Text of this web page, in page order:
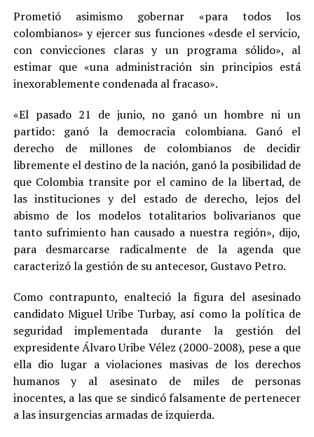
Prometió asimismo gobernar «para todos los
colombianos» y ejercer sus funciones «desde el servicio,
con convicciones claras y un programa sólido», al
estimar que «una administración sin principios está
inexorablemente condenada al fracaso».
«El pasado 21 de junio, no ganó un hombre ni un
partido: ganó la democracia colombiana. Ganó el
derecho de millones de colombianos de decidir
libremente el destino de la nación, ganó la posibilidad de
que Colombia transite por el camino de la libertad, de
las instituciones y del estado de derecho, lejos del
abismo de los modelos totalitarios bolivarianos que
tanto sufrimiento han causado a nuestra región», dijo,
para desmarcarse radicalmente de la agenda que
caracterizó la gestión de su antecesor, Gustavo Petro.
Como contrapunto, enalteció la figura del asesinado
candidato Miguel Uribe Turbay, así como la política de
seguridad implementada durante la gestión del
expresidente Álvaro Uribe Vélez (2000-2008), pese a que
ella dio lugar a violaciones masivas de los derechos
humanos y al asesinato de miles de personas
inocentes, a las que se sindicó falsamente de pertenecer
a las insurgencias armadas de izquierda.